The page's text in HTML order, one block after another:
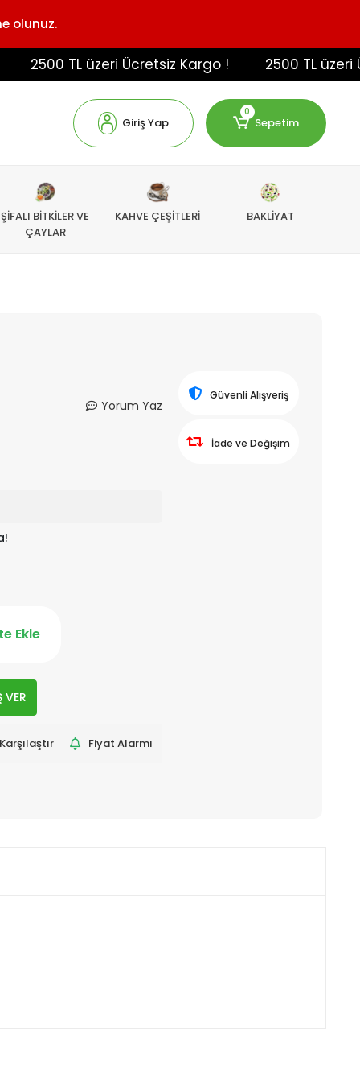
olunuz.
2500 TL üzeri Ücretsiz Kargo ! 2500 TL üzeri
Giriş Yap
0
Sepetim
ŞİFALI BİTKİLER VE
ÇAYLAR
KAHVE ÇEŞİTLERİ BAKLİYAT
Yorum Yaz
Ekle
VER
Karşılaştır Fiyat Alarmı
Güvenli Alışveriş
İade ve Değişim